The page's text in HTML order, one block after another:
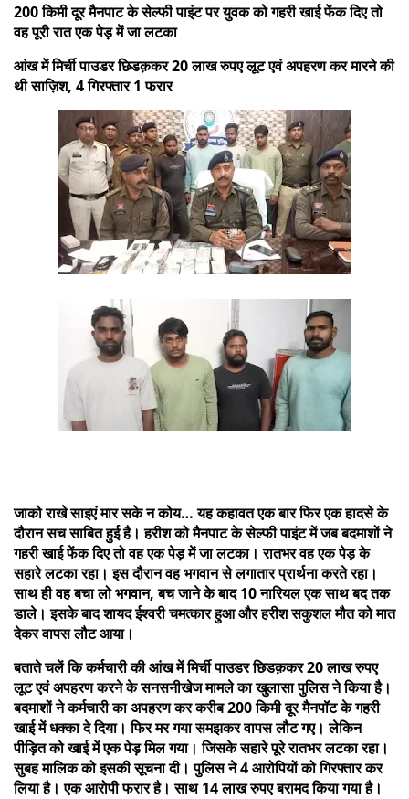
200 किमी दूर मैनपाट के सेल्फी पाइंट पर युवक को गहरी खाई फेंक दिए तो
वह पूरी रात एक पेड़ में जा लटका
आंख में मिर्ची पाउडर छिडक़कर 20 लाख रुपए लूट एवं अपहरण कर मारने की
थी साज़िश, 4 गिरफ्तार 1 फरार
जाको राखे साइएं मार सके न कोय… यह कहावत एक बार फिर एक हादसे के
दौरान सच साबित हुई है। हरीश को मैनपाट के सेल्फी पाइंट में जब बदमाशों ने
गहरी खाई फेंक दिए तो वह एक पेड़ में जा लटका। रातभर वह एक पेड़ के
सहारे लटका रहा। इस दौरान वह भगवान से लगातार प्रार्थना करते रहा।
साथ ही वह बचा लो भगवान, बच जाने के बाद 10 नारियल एक साथ बद तक
डाले। इसके बाद शायद ईश्वरी चमत्कार हुआ और हरीश सकुशल मौत को मात
देकर वापस लौट आया।
बताते चलें कि कर्मचारी की आंख में मिर्ची पाउडर छिडक़कर 20 लाख रुपए
लूट एवं अपहरण करने के सनसनीखेज मामले का खुलासा पुलिस ने किया है।
बदमाशों ने कर्मचारी का अपहरण कर करीब 200 किमी दूर मैनपॉट के गहरी
खाई में धक्का दे दिया। फिर मर गया समझकर वापस लौट गए। लेकिन
पीड़ित को खाई में एक पेड़ मिल गया। जिसके सहारे पूरे रातभर लटका रहा।
सुबह मालिक को इसकी सूचना दी। पुलिस ने 4 आरोपियों को गिरफ्तार कर
लिया है। एक आरोपी फरार है। साथ 14 लाख रुपए बरामद किया गया है।